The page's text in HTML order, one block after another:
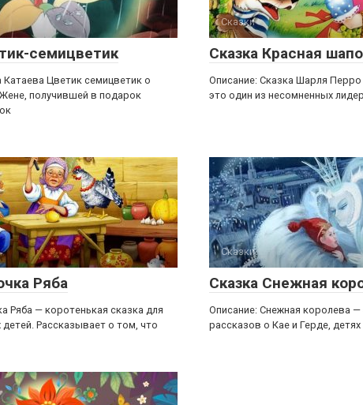
семицветик
Катаева Цветик семицветик о
получившей в подарок
Сказки
Сказка Красная
Описание: Сказка Шарля
это один из несомненных
Ряба
Ряба — коротенькая сказка для
Рассказывает о том, что
Сказки
Сказка Снежная
Описание: Снежная королева —
рассказов о Кае и Герде, детях